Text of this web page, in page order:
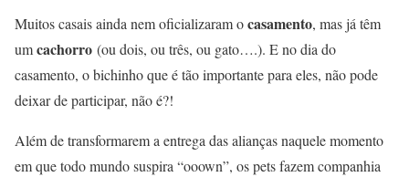
Muitos casais ainda nem oficializaram ocasamento, mas já têm
umcachorro (ou dois, ou três, ou gato….). E no dia do
casamento, o bichinho que é tão importante para eles, não pode
deixar de participar, não é?!
Além de transformarem a entrega das alianças naquele momento
em que todo mundo suspira “ooown”, os pets fazem companhia